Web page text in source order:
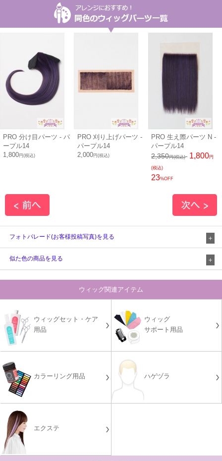
PRO 分け目パーツ - パ
ープル14
1,800円(税込)
PRO 刈り上げパーツ -
パープル14
2,000円(税込)
PRO 生え際パーツ N -
パープル14
2,350円(税込) 1,800円
(税込)
23%OFF
フォトパレード(お客様投稿写真)を見る
似た色の商品を見る
ウィッグ関連アイテム
ウィッグセット・ケア
用品
ウィッグ
サポート用品
カラーリング用品 ハゲヅラ
エクステ